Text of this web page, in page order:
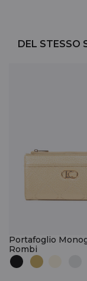
DEL STESSO
Portafoglio
Rombi